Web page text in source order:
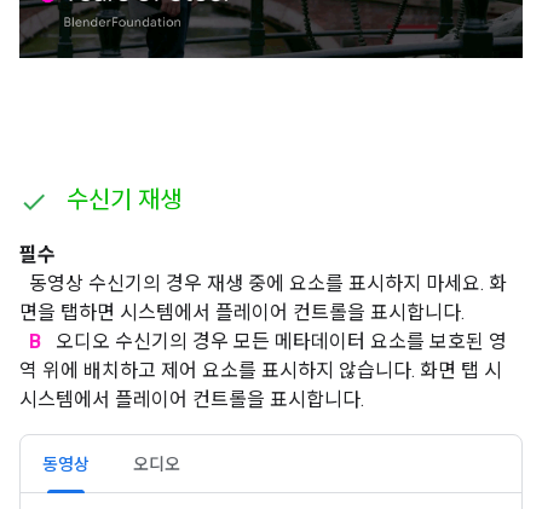
수신기 재생
필수
동영상 수신기의 경우 재생 중에 요소를 표시하지 마세요. 화
면을 탭하면 시스템에서 플레이어 컨트롤을 표시합니다.
B
오디오 수신기의 경우 모든 메타데이터 요소를 보호된 영
역 위에 배치하고 제어 요소를 표시하지 않습니다. 화면 탭 시
시스템에서 플레이어 컨트롤을 표시합니다.
동영상 오디오